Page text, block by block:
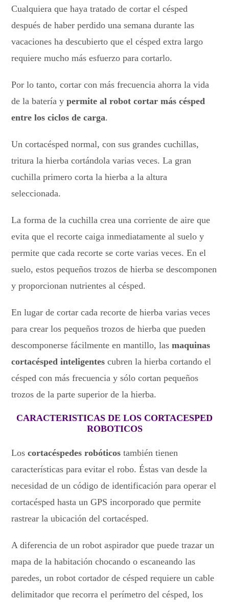
Cualquiera que haya tratado de cortar el césped
después de haber perdido una semana durante las
vacaciones ha descubierto que el césped extra largo
requiere mucho más esfuerzo para cortarlo.
Por lo tanto, cortar con más frecuencia ahorra la vida
de la batería ypermite al robot cortar más césped
entre los ciclos de carga.
Un cortacésped normal, con sus grandes cuchillas,
tritura la hierba cortándola varias veces. La gran
cuchilla primero corta la hierba a la altura
seleccionada.
La forma de la cuchilla crea una corriente de aire que
evita que el recorte caiga inmediatamente al suelo y
permite que cada recorte se corte varias veces. En el
suelo, estos pequeños trozos de hierba se descomponen
y proporcionan nutrientes al césped.
En lugar de cortar cada recorte de hierba varias veces
para crear los pequeños trozos de hierba que pueden
descomponerse fácilmente en mantillo, lasmaquinas
cortacésped inteligentes cubren la hierba cortando el
césped con más frecuencia y sólo cortan pequeños
trozos de la parte superior de la hierba.
CARACTERISTICAS DE LOS CORTACESPED
ROBOTICOS
Loscortacéspedes robóticos también tienen
características para evitar el robo. Éstas van desde la
necesidad de un código de identificación para operar el
cortacésped hasta un GPS incorporado que permite
rastrear la ubicación del cortacésped.
A diferencia de un robot aspirador que puede trazar un
mapa de la habitación chocando o escaneando las
paredes, un robot cortador de césped requiere un cable
delimitador que recorra el perímetro del césped, los